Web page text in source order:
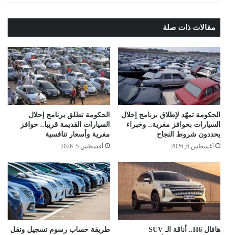
مقالات ذات صلة
الحكومة تمهّد لإطلاق برنامج إحلال
السيارات بحوافز مغرية.. وخبراء
يحددون شروط النجاح
أغسطس 6, 2026
الحكومة تطلق برنامج إحلال
السيارات القديمة قريبا.. حوافز
مغرية وأسعار تنافسية
أغسطس 5, 2026
هافال H6.. أناقة الـ SUV
طريقة حساب رسوم تسجيل ونقل